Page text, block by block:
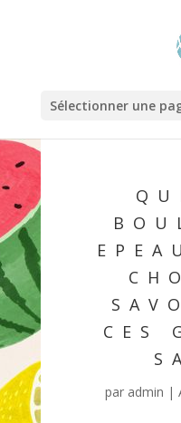
Sélectionner une
CES
par admin |